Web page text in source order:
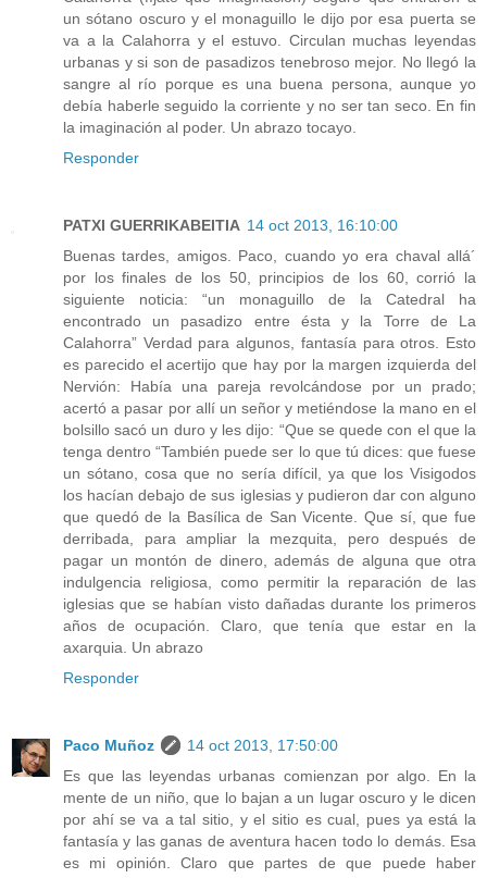
un sótano oscuro y el monaguillo le dijo por esa puerta se
va a la Calahorra y el estuvo. Circulan muchas leyendas
urbanas y si son de pasadizos tenebroso mejor. No llegó la
sangre al río porque es una buena persona, aunque yo
debía haberle seguido la corriente y no ser tan seco. En fin
la imaginación al poder. Un abrazo tocayo.
Responder
PATXI GUERRIKABEITIA 14 oct 2013, 16:10:00
Buenas tardes, amigos. Paco, cuando yo era chaval allá´
por los finales de los 50, principios de los 60, corrió la
siguiente noticia: “un monaguillo de la Catedral ha
encontrado un pasadizo entre ésta y la Torre de La
Calahorra” Verdad para algunos, fantasía para otros. Esto
es parecido el acertijo que hay por la margen izquierda del
Nervión: Había una pareja revolcándose por un prado;
acertó a pasar por allí un señor y metiéndose la mano en el
bolsillo sacó un duro y les dijo: “Que se quede con el que la
tenga dentro “También puede ser lo que tú dices: que fuese
un sótano, cosa que no sería difícil, ya que los Visigodos
los hacían debajo de sus iglesias y pudieron dar con alguno
que quedó de la Basílica de San Vicente. Que sí, que fue
derribada, para ampliar la mezquita, pero después de
pagar un montón de dinero, además de alguna que otra
indulgencia religiosa, como permitir la reparación de las
iglesias que se habían visto dañadas durante los primeros
años de ocupación. Claro, que tenía que estar en la
axarquia. Un abrazo
Responder
Paco Muñoz
14 oct 2013, 17:50:00
Es que las leyendas urbanas comienzan por algo. En la
mente de un niño, que lo bajan a un lugar oscuro y le dicen
por ahí se va a tal sitio, y el sitio es cual, pues ya está la
fantasía y las ganas de aventura hacen todo lo demás. Esa
es mi opinión. Claro que partes de que puede haber